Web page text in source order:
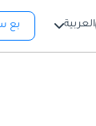
العربية بع